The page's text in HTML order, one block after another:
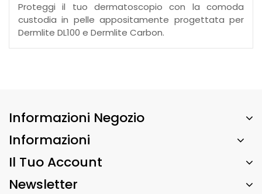
Proteggi il tuo dermatoscopio con la comoda
custodia in pelle appositamente progettata per
Dermlite DL100 e Dermlite Carbon.
Informazioni Negozio
Informazioni
Il Tuo Account
Newsletter